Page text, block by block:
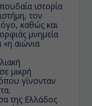
ιστορία
τον
καθώς και
μνημεία
αιώνια
μικρή
γίνονταν
της Ελλάδος